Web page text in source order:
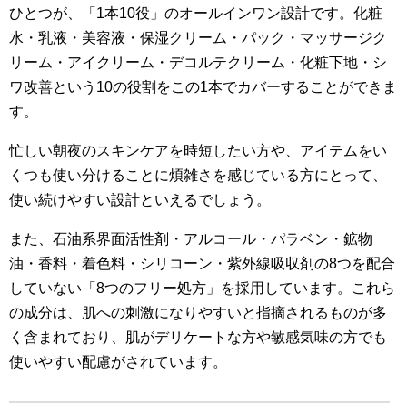
ひとつが、「1本10役」のオールインワン設計です。化粧
水・乳液・美容液・保湿クリーム・パック・マッサージク
リーム・アイクリーム・デコルテクリーム・化粧下地・シ
ワ改善という10の役割をこの1本でカバーすることができま
す。
忙しい朝夜のスキンケアを時短したい方や、アイテムをい
くつも使い分けることに煩雑さを感じている方にとって、
使い続けやすい設計といえるでしょう。
また、石油系界面活性剤・アルコール・パラベン・鉱物
油・香料・着色料・シリコーン・紫外線吸収剤の8つを配合
していない「8つのフリー処方」を採用しています。これら
の成分は、肌への刺激になりやすいと指摘されるものが多
く含まれており、肌がデリケートな方や敏感気味の方でも
使いやすい配慮がされています。